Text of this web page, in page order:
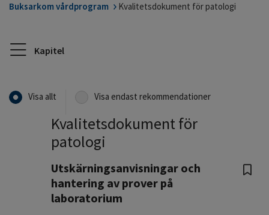
Buksarkom vårdprogram Kvalitetsdokument för patologi
Kapitel
Visa allt Visa endast rekommendationer
Kvalitetsdokument för
patologi
Utskärningsanvisningar och
hantering av prover på
laboratorium